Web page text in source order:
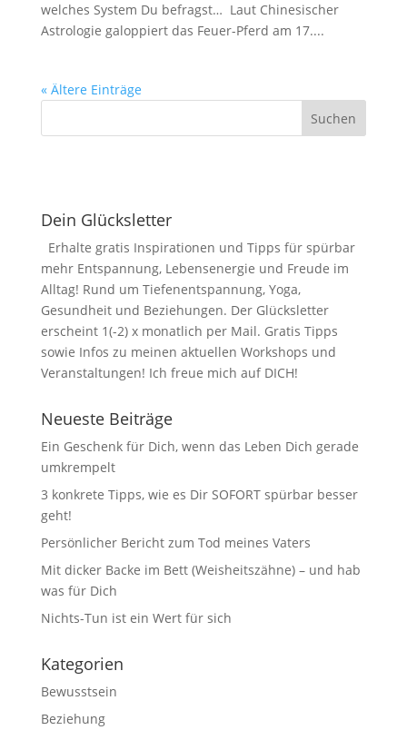
welches System Du befragst… Laut Chinesischer
Astrologie galoppiert das Feuer-Pferd am 17....
« Ältere Einträge
Dein Glücksletter
Erhalte gratis Inspirationen und Tipps für spürbar
mehr Entspannung, Lebensenergie und Freude im
Alltag! Rund um Tiefenentspannung, Yoga,
Gesundheit und Beziehungen. Der Glücksletter
erscheint 1(-2) x monatlich per Mail. Gratis Tipps
sowie Infos zu meinen aktuellen Workshops und
Veranstaltungen! Ich freue mich auf DICH!
Neueste Beiträge
Ein Geschenk für Dich, wenn das Leben Dich gerade
umkrempelt
3 konkrete Tipps, wie es Dir SOFORT spürbar besser
geht!
Persönlicher Bericht zum Tod meines Vaters
Mit dicker Backe im Bett (Weisheitszähne) – und hab
was für Dich
Nichts-Tun ist ein Wert für sich
Kategorien
Bewusstsein
Beziehung